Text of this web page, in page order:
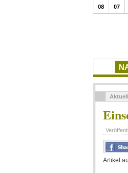
08 07
Artikel